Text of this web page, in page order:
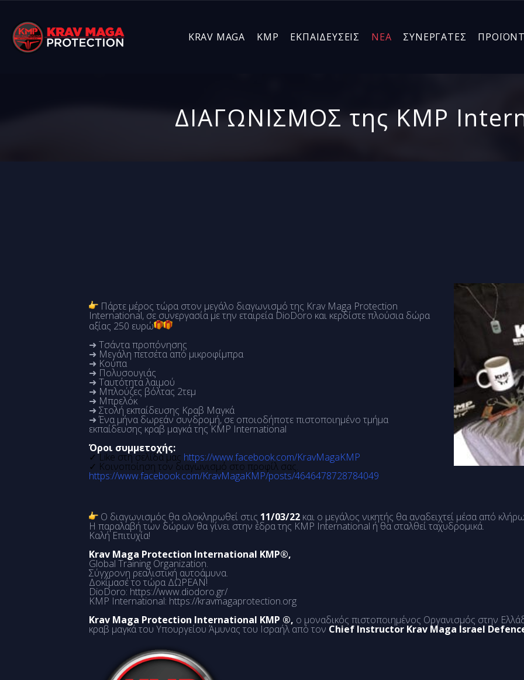
KRAV MAGA KMP ΕΚΠΑΙΔΕΥΣΕΙΣ ΝΕΑ ΣΥΝΕΡΓΑΤΕΣ
ΔΙΑΓΩΝΙΣΜΟΣ της KMP
Πάρτε μέρος τώρα στον μεγάλο διαγωνισμό της Krav Maga Protection
International, σε συνεργασία με την εταιρεία DioDoro και κερδίστε πλούσια δώρα
αξίας 250 ευρώ
➜ Τσάντα προπόνησης
➜ Μεγάλη πετσέτα από μικροφίμπρα
➜ Κούπα
➜ Πολυσουγιάς
➜ Ταυτότητα λαιμού
➜ Μπλούζες βόλτας 2τεμ
➜ Μπρελόκ
➜ Στολή εκπαίδευσης Κραβ Μαγκά
➜ Ένα μήνα δωρεάν συνδρομή, σε οποιοδήποτε πιστοποιημένο τμήμα
εκπαίδευσης κραβ μαγκά της KMP International
Όροι συμμετοχής:
✓ Like στη σελίδα μας https://www.facebook.com/KravMagaKMP
✓ Κοινοποίηση τον διαγωνισμό στο προφίλ σας.
https://www.facebook.com/KravMagaKMP/posts/4646478728784049
Ο διαγωνισμός θα ολοκληρωθεί στις 11/03/22 και ο μεγάλος νικητής θα αναδειχτεί μέσα από
Η παραλαβή των δώρων θα γίνει στην έδρα της KMP International ή θα σταλθεί ταχυδρομικά.
Καλή Επιτυχία!
Krav Maga Protection International KMP®,
Global Training Organization.
Σύγχρονη ρεαλιστική αυτοάμυνα.
Δοκίμασέ το τώρα ΔΩΡΕΑΝ!
DioDoro: https://www.diodoro.gr/
KMP International: https://kravmagaprotection.org
Krav Maga Protection International KMP ®, ο μοναδικός πιστοποιημένος Οργανισμός στην
κραβ μαγκά του Υπουργείου Άμυνας του Ισραήλ από τον Chief Instructor Krav Maga Israel